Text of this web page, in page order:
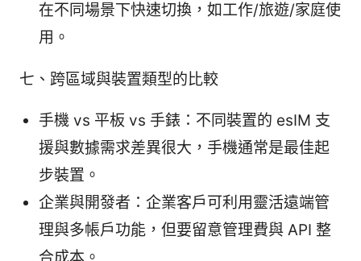
在不同場景下快速切換，如工作/旅遊/家庭使
用。
七、跨區域與裝置類型的比較
手機 vs 平板 vs 手錶：不同裝置的 esIM 支
援與數據需求差異很大，手機通常是最佳起
步裝置。
企業與開發者：企業客戶可利用靈活遠端管
理與多帳戶功能，但要留意管理費與 API 整